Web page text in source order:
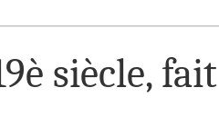
siècle, fait